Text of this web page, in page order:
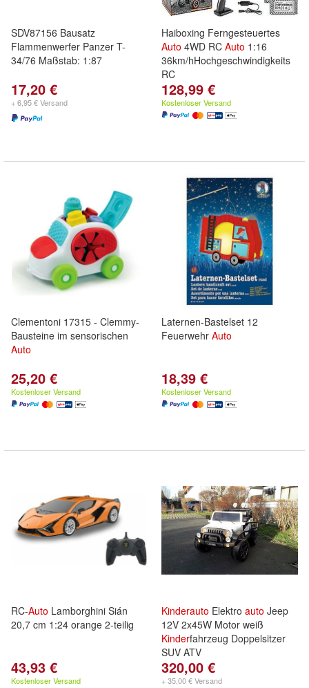
SDV87156 Bausatz
Flammenwerfer Panzer T-
34/76 Maßstab: 1:87
17,20 €
+ 6,95 € Versand
Haiboxing Ferngesteuertes
Auto 4WD RC Auto 1:16
36km/hHochgeschwindigkeits
RC
128,99 €
Kostenloser Versand
Clementoni 17315 - Clemmy-
Bausteine im sensorischen
Auto
25,20 €
Kostenloser Versand
Laternen-Bastelset 12
Feuerwehr Auto
18,39 €
Kostenloser Versand
RC-Auto Lamborghini Sián
20,7 cm 1:24 orange 2-teilig
43,93 €
Kostenloser Versand
Kinderauto Elektro auto Jeep
12V 2x45W Motor weiß
Kinderfahrzeug Doppelsitzer
SUV ATV
320,00 €
+ 35,00 € Versand